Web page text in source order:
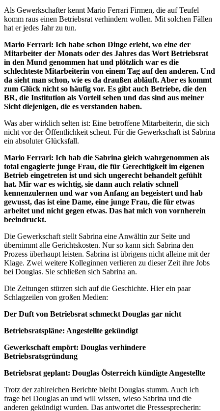
Als Gewerkschafter kennt Mario Ferrari Firmen, die auf Teufel
komm raus einen Betriebsrat verhindern wollen. Mit solchen Fällen
hat er jedes Jahr zu tun.
Mario Ferrari: Ich habe schon Dinge erlebt, wo eine der
Mitarbeiter der Monats oder des Jahres das Wort Betriebsrat
in den Mund genommen hat und plötzlich war es die
schlechteste Mitarbeiterin von einem Tag auf den anderen. Und
da sieht man schon, wie es da draußen abläuft. Aber es kommt
zum Glück nicht so häufig vor. Es gibt auch Betriebe, die den
BR, die Institution als Vorteil sehen und das sind aus meiner
Sicht diejenigen, die es verstanden haben.
Was aber wirklich selten ist: Eine betroffene Mitarbeiterin, die sich
nicht vor der Öffentlichkeit scheut. Für die Gewerkschaft ist Sabrina
ein absoluter Glücksfall.
Mario Ferrari: Ich hab die Sabrina gleich wahrgenommen als
total engagierte junge Frau, die für Gerechtigkeit im eigenen
Betrieb eingetreten ist und sich ungerecht behandelt gefühlt
hat. Mir war es wichtig, sie dann auch relativ schnell
kennenzulernen und war von Anfang an begeistert und hab
gewusst, das ist eine Dame, eine junge Frau, die für etwas
arbeitet und nicht gegen etwas. Das hat mich von vornherein
beeindruckt.
Die Gewerkschaft stellt Sabrina eine Anwältin zur Seite und
übernimmt alle Gerichtskosten. Nur so kann sich Sabrina den
Prozess überhaupt leisten. Sabrina ist übrigens nicht alleine mit der
Klage. Zwei weitere Kolleginnen verlieren zu dieser Zeit ihre Jobs
bei Douglas. Sie schließen sich Sabrina an.
Die Zeitungen stürzen sich auf die Geschichte. Hier ein paar
Schlagzeilen von großen Medien:
Der Duft von Betriebsrat schmeckt Douglas gar nicht
Betriebsratspläne: Angestellte gekündigt
Gewerkschaft empört: Douglas verhindere
Betriebsratsgründung
Betriebsrat geplant: Douglas Österreich kündigte Angestellte
Trotz der zahlreichen Berichte bleibt Douglas stumm. Auch ich
frage bei Douglas an und will wissen, wieso Sabrina und die
anderen gekündigt wurden. Das antwortet die Pressesprecherin: